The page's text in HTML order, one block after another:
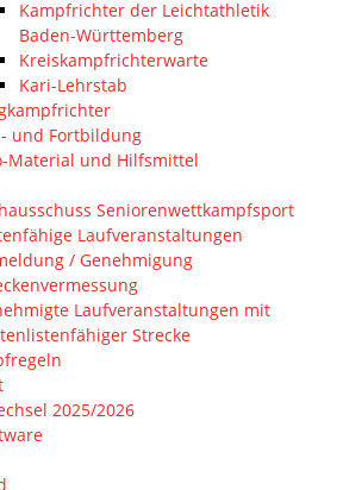
Kampfrichter der Leichtathletik
Baden-Württemberg
Kreiskampfrichterwarte
Kari-Lehrstab
und Fortbildung
Material und Hilfsmittel
Seniorenwettkampfsport
Laufveranstaltungen
/ Genehmigung
Laufveranstaltungen mit
Strecke
2025/2026